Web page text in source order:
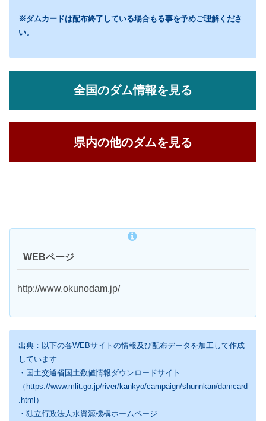
※ダムカードは配布終了している場合もる事を予めご理解くださ
い。
全国のダム情報を見る
県内の他のダムを見る
WEBページ
http://www.okunodam.jp/
出典：以下の各WEBサイトの情報及び配布データを加工して作成
しています
・国土交通省国土数値情報ダウンロードサイト
（https://www.mlit.go.jp/river/kankyo/campaign/shunnkan/damcard
.html）
・独立行政法人水資源機構ホームページ